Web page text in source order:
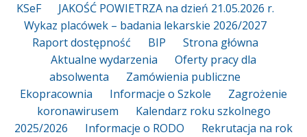
KSeF
JAKOŚĆ POWIETRZA na dzień 21.05.2026 r.
Wykaz placówek – badania lekarskie 2026/2027
Raport dostępność
BIP
Strona główna
Aktualne wydarzenia
Oferty pracy dla
absolwenta
Zamówienia publiczne
Ekopracownia
Informacje o Szkole
Zagrożenie
koronawirusem
Kalendarz roku szkolnego
2025/2026
Informacje o RODO
Rekrutacja na rok